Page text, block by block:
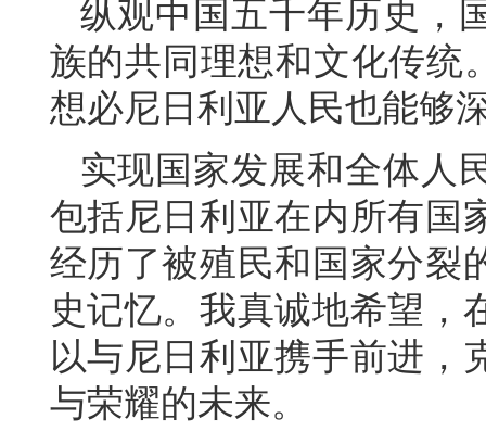
纵观中国五千年历史，
族的共同理想和文化传统
想必尼日利亚人民也能够
实现国家发展和全体人
包括尼日利亚在内所有国
经历了被殖民和国家分裂
史记忆。我真诚地希望，
以与尼日利亚携手前进，
与荣耀的未来。